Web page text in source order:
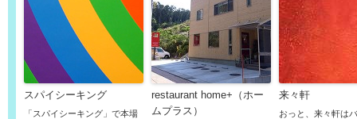
スパイシーキング
「スパイシーキング」で本場
restaurant home+（ホー
ムプラス）
来々軒
おっと、来々軒は